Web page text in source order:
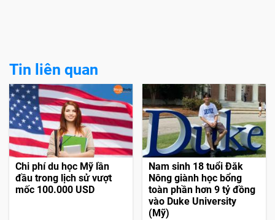
Tin liên quan
Chi phí du học Mỹ lần
đầu trong lịch sử vượt
mốc 100.000 USD
Nam sinh 18 tuổi Đăk
Nông giành học bổng
toàn phần hơn 9 tỷ đồng
vào Duke University
(Mỹ)